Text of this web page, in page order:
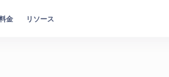
金 リソース